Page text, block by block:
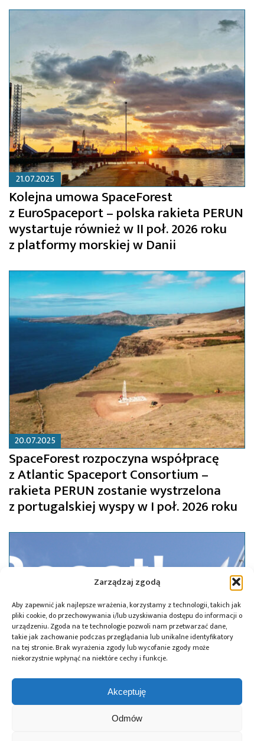
Zarządzaj zgodą
Aby zapewnić jak najlepsze wrażenia, korzystamy z technologii, takich jak
pliki cookie, do przechowywania i/lub uzyskiwania dostępu do informacji o
urządzeniu. Zgoda na te technologie pozwoli nam przetwarzać dane,
takie jak zachowanie podczas przeglądania lub unikalne identyfikatory
na tej stronie. Brak wyrażenia zgody lub wycofanie zgody może
niekorzystnie wpłynąć na niektóre cechy i funkcje.
Akceptuję
Odmów
21.07.2025
Kolejna umowa SpaceForest
z EuroSpaceport – polska rakieta PERUN
wystartuje również w II poł. 2026 roku
z platformy morskiej w Danii
20.07.2025
SpaceForest rozpoczyna współpracę
z Atlantic Spaceport Consortium –
rakieta PERUN zostanie wystrzelona
z portugalskiej wyspy w I poł. 2026 roku
08.10.2024
SpaceForest podpisał kontrakt z ESA na